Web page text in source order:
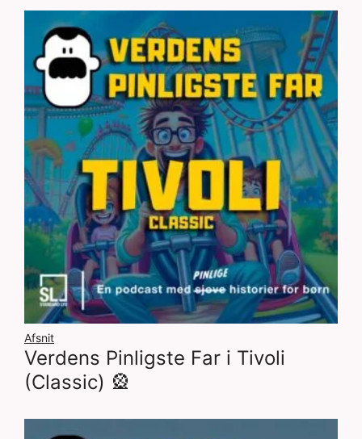
Afsnit
Verdens Pinligste Far i Tivoli
(Classic) 🎡